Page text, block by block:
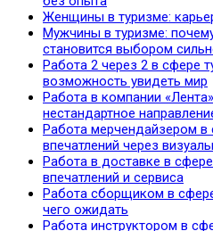
Женщины в туризме:
Мужчины в туризме:
становится выбором
Работа 2 через 2 в сфере
возможность увидеть мир
Работа в компании
нестандартное
Работа мерчендайзером в
впечатлений через
Работа в доставке в
впечатлений и сервиса
Работа сборщиком в
чего ожидать
Работа инструктором в